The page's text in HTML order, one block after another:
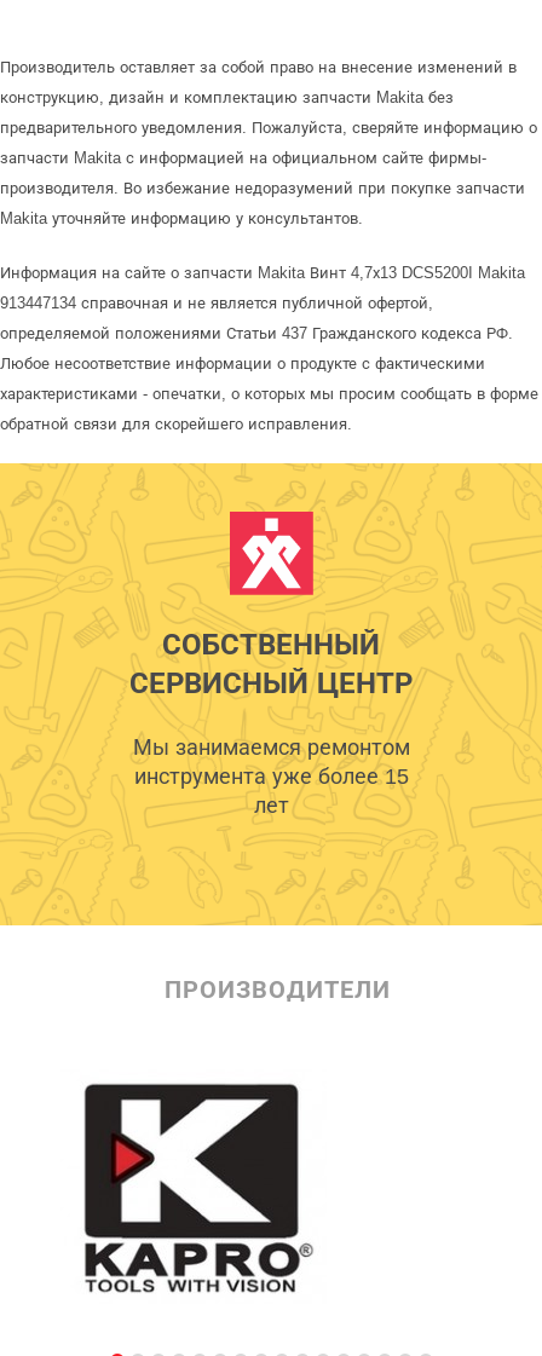
Производитель оставляет за собой право на внесение изменений в
конструкцию, дизайн и комплектацию запчасти Makita без
предварительного уведомления. Пожалуйста, сверяйте информацию о
запчасти Makita с информацией на официальном сайте фирмы-
производителя. Во избежание недоразумений при покупке запчасти
Makita уточняйте информацию у консультантов.
Информация на сайте о запчасти Makita Винт 4,7х13 DCS5200I Makita
913447134 справочная и не является публичной офертой,
определяемой положениями Статьи 437 Гражданского кодекса РФ.
Любое несоответствие информации о продукте с фактическими
характеристиками - опечатки, о которых мы просим сообщать в форме
обратной связи для скорейшего исправления.
СОБСТВЕННЫЙ
СЕРВИСНЫЙ ЦЕНТР
Мы занимаемся ремонтом
инструмента уже более 15
лет
ПРОИЗВОДИТЕЛИ